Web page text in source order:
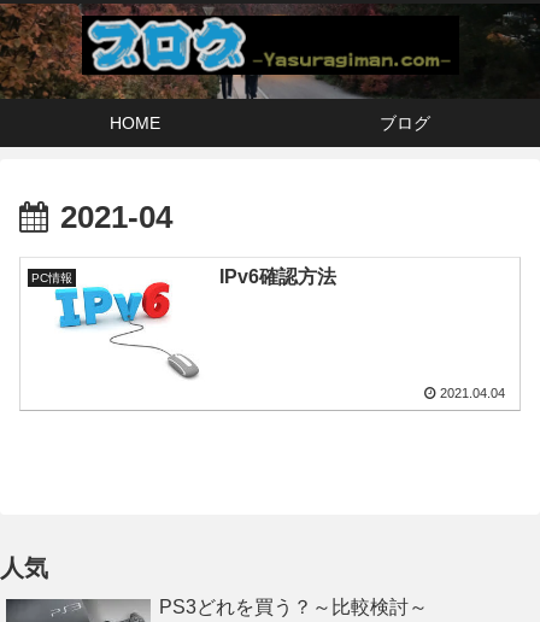
HOME ブログ
2021-04
PC情報 IPv6確認方法
2021.04.04
人気
PS3どれを買う？～比較検討～